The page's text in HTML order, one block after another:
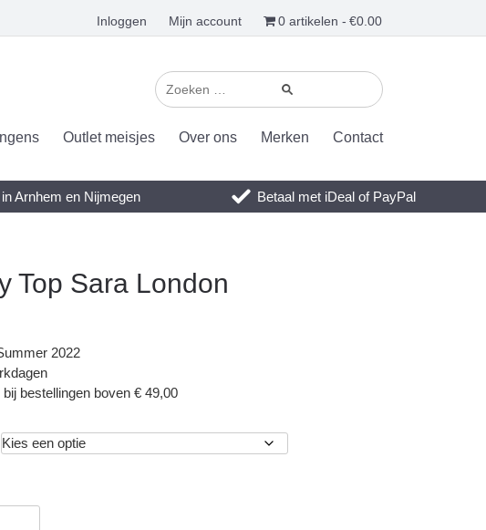
Inloggen Mijn account 0 artikelen €0.00
Outlet meisjes Over ons Merken Contact
Arnhem en Nijmegen Betaal met iDeal of PayPal
Top Sara London
2022
bestellingen boven € 49,00